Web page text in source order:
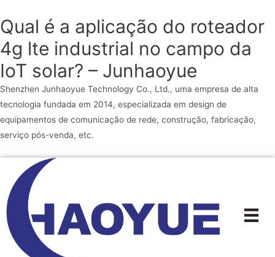
Qual é a aplicação do roteador
4g lte industrial no campo da
IoT solar? – Junhaoyue
Shenzhen Junhaoyue Technology Co., Ltd., uma empresa de alta
tecnologia fundada em 2014, especializada em design de
equipamentos de comunicação de rede, construção, fabricação,
serviço pós-venda, etc.
para
conteúdo